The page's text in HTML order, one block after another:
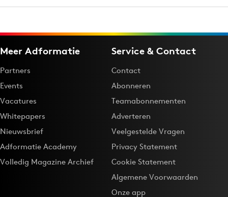
Meer Adformatie
Partners
Events
Vacatures
Whitepapers
Nieuwsbrief
Adformatie Academy
Volledig Magazine Archief
Service & Contact
Contact
Abonneren
Teamabonnementen
Adverteren
Veelgestelde Vragen
Privacy Statement
Cookie Statement
Algemene Voorwaarden
Onze app